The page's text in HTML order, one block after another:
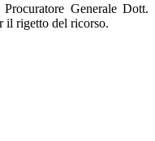
Generale Dott.
il rigetto del ricorso.